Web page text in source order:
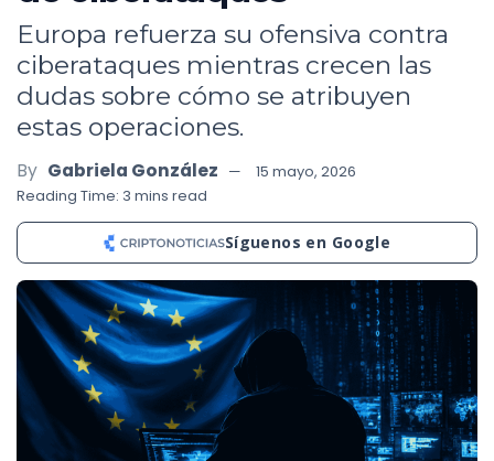
Europa refuerza su ofensiva contra
ciberataques mientras crecen las
dudas sobre cómo se atribuyen
estas operaciones.
By Gabriela González
15 mayo, 2026
Reading Time: 3 mins read
Síguenos en Google